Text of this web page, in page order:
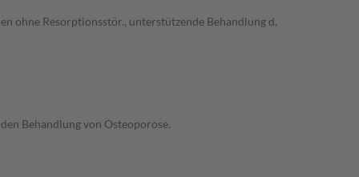
ohne Resorptionsstör., unterstützende Behandlung d.
Behandlung von Osteoporose.